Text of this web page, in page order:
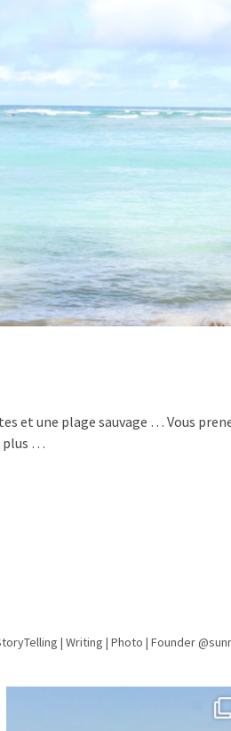
et une plage sauvage … Vous
plus …
| Writing | Photo | Founder